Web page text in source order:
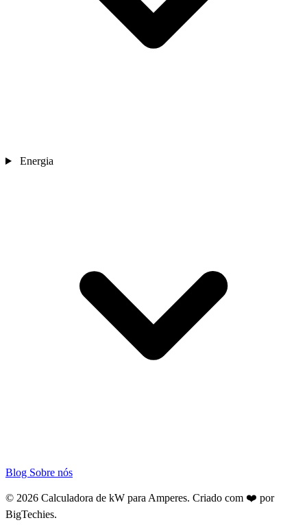
Energia
Blog Sobre nós
© 2026 Calculadora de kW para Amperes. Criado com ❤️ por
BigTechies.